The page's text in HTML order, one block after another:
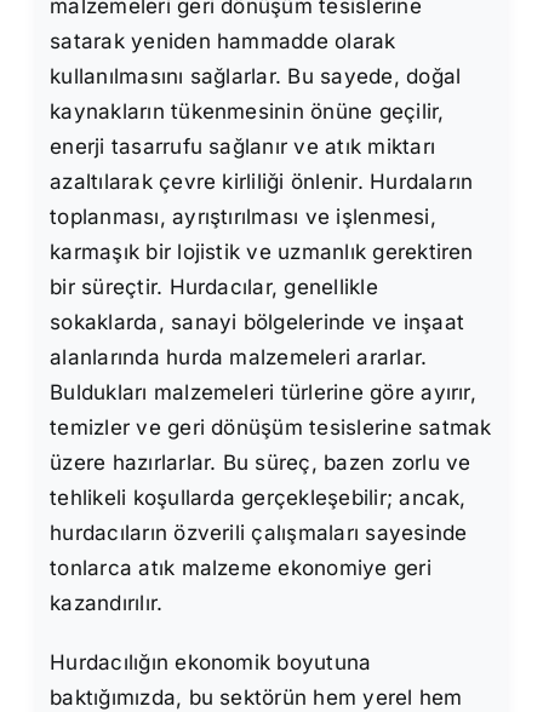
malzemeleri geri dönüşüm tesislerine
satarak yeniden hammadde olarak
kullanılmasını sağlarlar. Bu sayede, doğal
kaynakların tükenmesinin önüne geçilir,
enerji tasarrufu sağlanır ve atık miktarı
azaltılarak çevre kirliliği önlenir. Hurdaların
toplanması, ayrıştırılması ve işlenmesi,
karmaşık bir lojistik ve uzmanlık gerektiren
bir süreçtir. Hurdacılar, genellikle
sokaklarda, sanayi bölgelerinde ve inşaat
alanlarında hurda malzemeleri ararlar.
Buldukları malzemeleri türlerine göre ayırır,
temizler ve geri dönüşüm tesislerine satmak
üzere hazırlarlar. Bu süreç, bazen zorlu ve
tehlikeli koşullarda gerçekleşebilir; ancak,
hurdacıların özverili çalışmaları sayesinde
tonlarca atık malzeme ekonomiye geri
kazandırılır.
Hurdacılığın ekonomik boyutuna
baktığımızda, bu sektörün hem yerel hem